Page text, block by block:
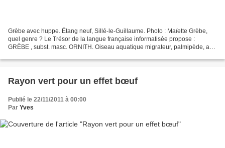
Grèbe avec huppe. Étang neuf, Sillé-le-Guillaume. Photo : Maïette Grèbe,
quel genre ? Le Trésor de la langue française informatisée propose :
GRÈBE , subst. masc. ORNITH. Oiseau aquatique migrateur, palmipède, au
Rayon vert pour un effet bœuf
Publié le 22/11/2011 à 00:00
Par Yves